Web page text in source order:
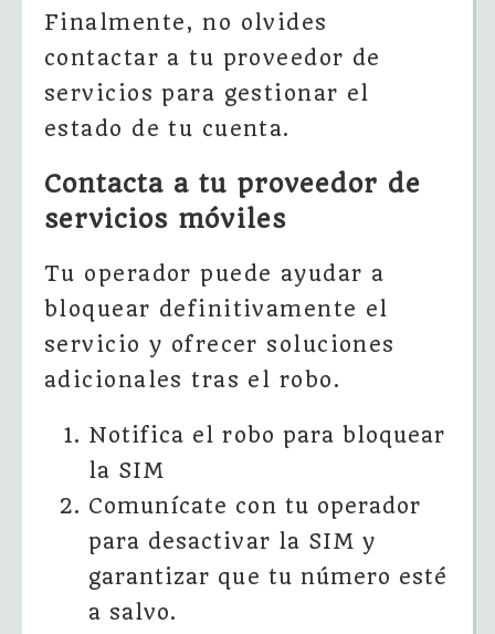
Finalmente, no olvides
contactar a tu proveedor de
servicios para gestionar el
estado de tu cuenta.
Contacta a tu proveedor de
servicios móviles
Tu operador puede ayudar a
bloquear definitivamente el
servicio y ofrecer soluciones
adicionales tras el robo.
Notifica el robo para bloquear
la SIM
Comunícate con tu operador
para desactivar la SIM y
garantizar que tu número esté
a salvo.